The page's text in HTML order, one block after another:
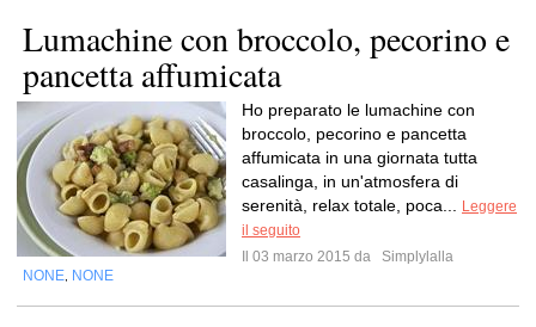
Lumachine con broccolo, pecorino e
pancetta affumicata
Ho preparato le lumachine con
broccolo, pecorino e pancetta
affumicata in una giornata tutta
casalinga, in un'atmosfera di
serenità, relax totale, poca...
Leggere
il seguito
Il 03 marzo 2015 da
Simplylalla
NONE NONE